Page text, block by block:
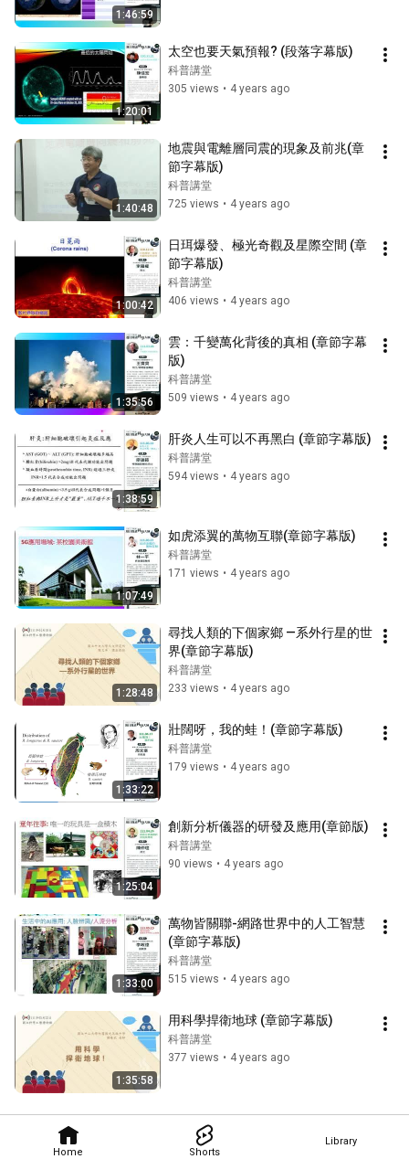
Home Shorts
Library
1:46:59
1:20:01
太空也要天氣預報? (段落字幕版)
科普講堂
305 views • 4 years ago
1:40:48
地震與電離層同震的現象及前兆(章
節字幕版)
科普講堂
725 views • 4 years ago
1:00:42
日珥爆發、極光奇觀及星際空間 (章
節字幕版)
科普講堂
406 views • 4 years ago
1:35:56
雲：千變萬化背後的真相 (章節字幕
版)
科普講堂
509 views • 4 years ago
1:38:59
肝炎人生可以不再黑白 (章節字幕版)
科普講堂
594 views • 4 years ago
1:07:49
如虎添翼的萬物互聯(章節字幕版)
科普講堂
171 views • 4 years ago
1:28:48
尋找人類的下個家鄉 —系外行星的世
界(章節字幕版)
科普講堂
233 views • 4 years ago
1:33:22
壯闊呀，我的蛙！(章節字幕版)
科普講堂
179 views • 4 years ago
1:25:04
創新分析儀器的研發及應用(章節版)
科普講堂
90 views • 4 years ago
1:33:00
萬物皆關聯-網路世界中的人工智慧
(章節字幕版)
科普講堂
515 views • 4 years ago
1:35:58
用科學捍衛地球 (章節字幕版)
科普講堂
377 views • 4 years ago